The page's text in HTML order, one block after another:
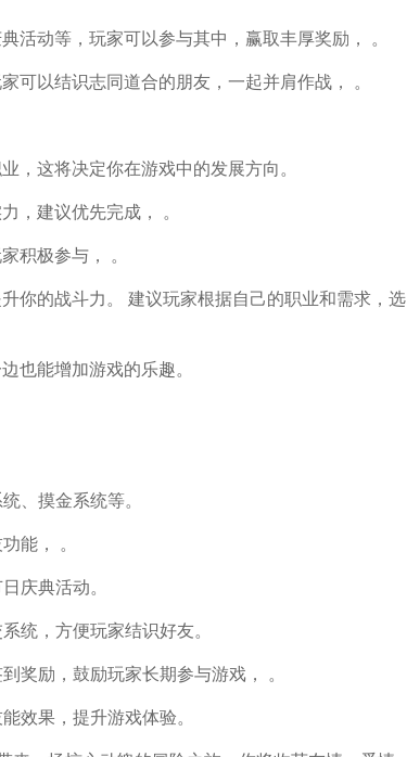
活动等，玩家可以参与其中，赢取丰厚奖励， 。
可以结识志同道合的朋友，一起并肩作战， 。
，这将决定你在游戏中的发展方向。
，建议优先完成， 。
积极参与， 。
你的战斗力。 建议玩家根据自己的职业和需求，选
也能增加游戏的乐趣。
、摸金系统等。
能， 。
庆典活动。
统，方便玩家结识好友。
奖励，鼓励玩家长期参与游戏， 。
效果，提升游戏体验。